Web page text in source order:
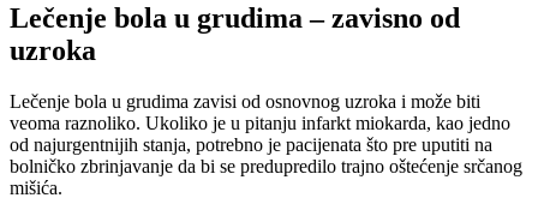
Lečenje bola u grudima – zavisno od
uzroka
Lečenje bola u grudima zavisi od osnovnog uzroka i može biti
veoma raznoliko. Ukoliko je u pitanju infarkt miokarda, kao jedno
od najurgentnijih stanja, potrebno je pacijenata što pre uputiti na
bolničko zbrinjavanje da bi se predupredilo trajno oštećenje srčanog
mišića.